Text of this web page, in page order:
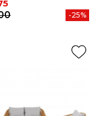
prijs
-25%